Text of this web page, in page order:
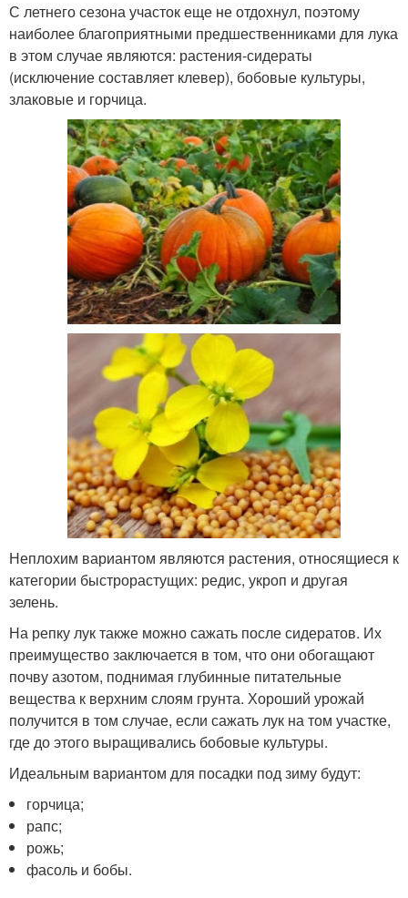
С летнего сезона участок еще не отдохнул, поэтому
наиболее благоприятными предшественниками для лука
в этом случае являются: растения-сидераты
(исключение составляет клевер), бобовые культуры,
злаковые и горчица.
Неплохим вариантом являются растения, относящиеся к
категории быстрорастущих: редис, укроп и другая
зелень.
На репку лук также можно сажать после сидератов. Их
преимущество заключается в том, что они обогащают
почву азотом, поднимая глубинные питательные
вещества к верхним слоям грунта. Хороший урожай
получится в том случае, если сажать лук на том участке,
где до этого выращивались бобовые культуры.
Идеальным вариантом для посадки под зиму будут:
горчица;
рапс;
рожь;
фасоль и бобы.